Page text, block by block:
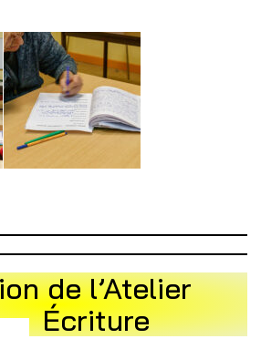
de l’Atelier
Écriture